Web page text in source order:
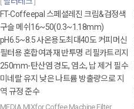
FT-Coffeepal 스페셜레진 크림&검정색
구슬 메쉬16~50(0.3~1.18mm)
pH6.5~8.5 사온용도최대40도 커피머신
필터용 혼합여과재 반투명 리필카트리지
250mm-탄산염 경도, 염소, 납 제거 필수
미네랄 유지 낮은 나트륨 방출량으로 지
역 규정 준수
MEDIA MIXfor Coffee Machine Filter